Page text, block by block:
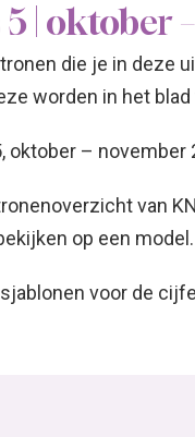
| oktober
die je in deze
worden in het
oktober – november
van
op een model.
voor de